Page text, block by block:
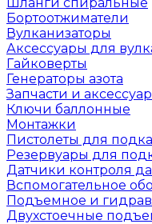
Бортоотжиматели
Вулканизаторы
Аксессуары для
Гайковерты
Генераторы азота
Запчасти и
Ключи баллонные
Монтажки
Пистолеты для
Резервуары для
Датчики контроля
Вспомогательное
Подъемное и
Двухстоечные